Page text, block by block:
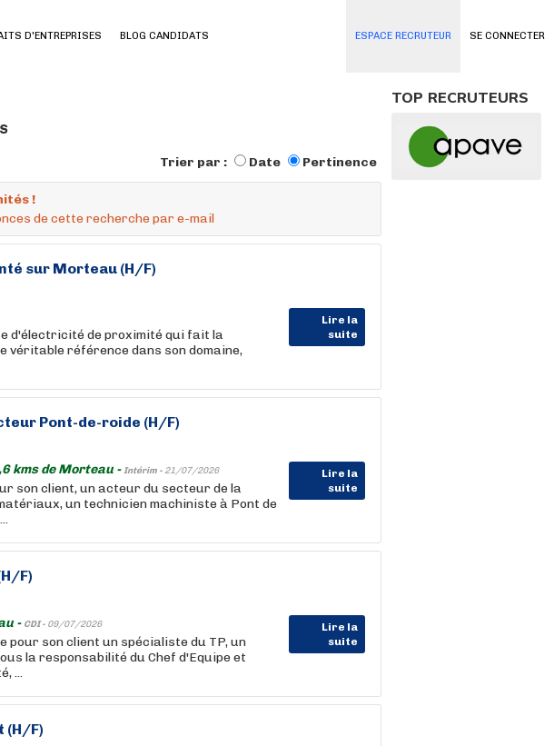
SE CONNECTER
D'ENTREPRISES BLOG CANDIDATS ESPACE RECRUTEUR
Trier par : Date Pertinence
!
de cette recherche par e-mail
sur Morteau (H/F)
Lire la
suite
d'électricité de proximité qui fait la
véritable référence dans son domaine,
Pont-de-roide (H/F)
kms de Morteau -Intérim - 21/07/2026
Lire la
suite
son client, un acteur du secteur de la
un technicien machiniste à Pont de
F)
- CDI - 09/07/2026
Lire la
suite
pour son client un spécialiste du TP, un
la responsabilité du Chef d'Equipe et
...
(H/F)
TOP RECRUTEURS